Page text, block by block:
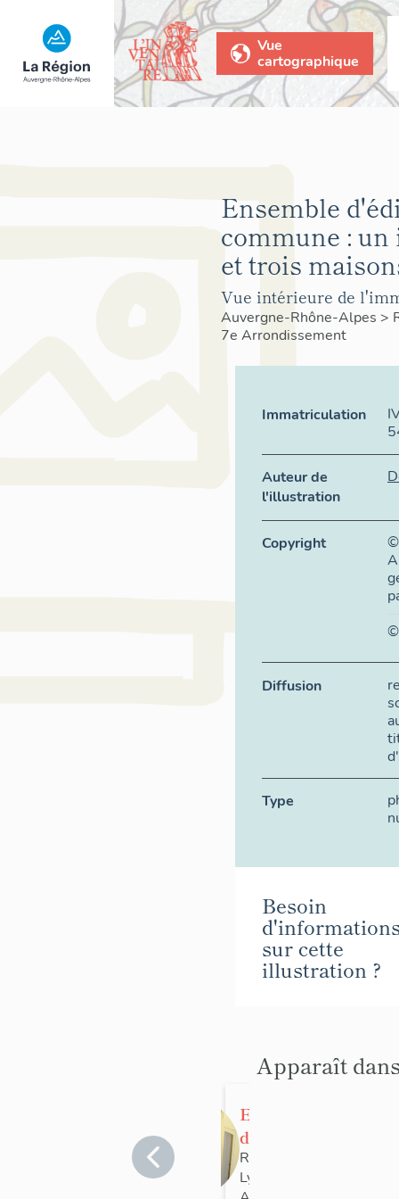
Vue
cartographique
Ensemble
commune :
et trois
Vue intérieure de
Auvergne-Rhône-Alpes >
7e Arrondissement
Immatriculation
Auteur de
l'illustration
Copyright
©
Diffusion
Type
Besoin
sur cette
illustration ?
Apparaît
Ensemble
d'édifices à
cour
commune :
Rhône
Lyon 7e